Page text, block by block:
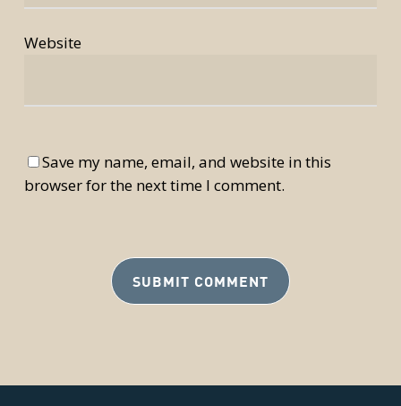
Website
Save my name, email, and website in this
browser for the next time I comment.